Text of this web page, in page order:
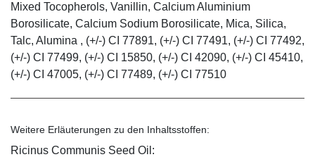
Mixed Tocopherols, Vanillin, Calcium Aluminium
Borosilicate, Calcium Sodium Borosilicate, Mica, Silica,
Talc, Alumina , (+/-) CI 77891, (+/-) CI 77491, (+/-) CI 77492,
(+/-) CI 77499, (+/-) CI 15850, (+/-) CI 42090, (+/-) CI 45410,
(+/-) CI 47005, (+/-) CI 77489, (+/-) CI 77510
Weitere Erläuterungen zu den Inhaltsstoffen:
Ricinus Communis Seed Oil: